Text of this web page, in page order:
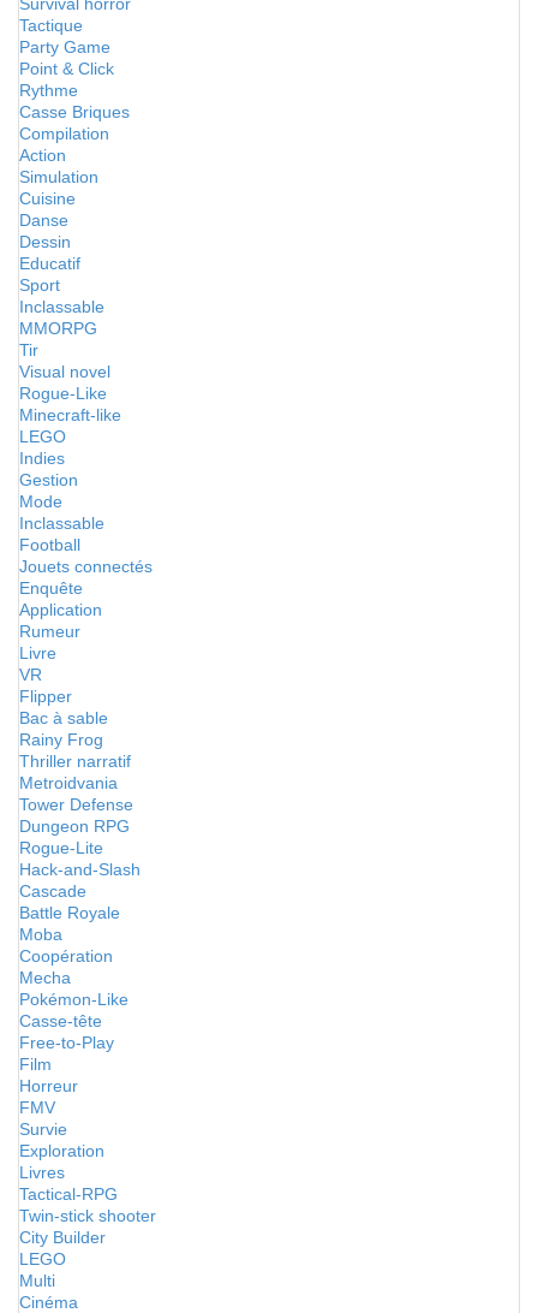
Tactique
Party Game
Point & Click
Rythme
Casse Briques
Compilation
Action
Simulation
Cuisine
Danse
Dessin
Educatif
Sport
Inclassable
MMORPG
Tir
Visual novel
Rogue-Like
Minecraft-like
LEGO
Indies
Gestion
Mode
Inclassable
Football
Jouets connectés
Enquête
Application
Rumeur
Livre
VR
Flipper
Bac à sable
Rainy Frog
Thriller narratif
Metroidvania
Tower Defense
Dungeon RPG
Rogue-Lite
Hack-and-Slash
Cascade
Battle Royale
Moba
Coopération
Mecha
Pokémon-Like
Casse-tête
Free-to-Play
Film
Horreur
FMV
Survie
Exploration
Livres
Tactical-RPG
Twin-stick shooter
City Builder
LEGO
Multi
Cinéma